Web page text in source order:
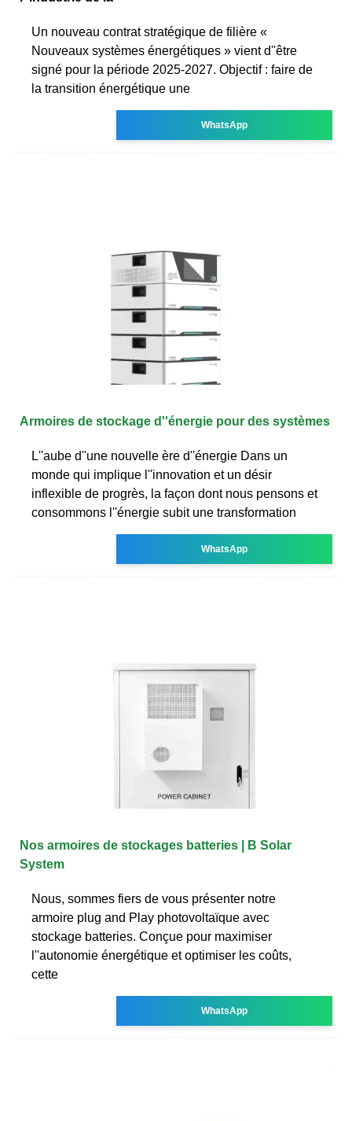
Un nouveau contrat stratégique de filière «
Nouveaux systèmes énergétiques » vient d''être
signé pour la période 2025-2027. Objectif : faire de
la transition énergétique une
WhatsApp
Armoires de stockage d''énergie pour des systèmes
L''aube d''une nouvelle ère d''énergie Dans un
monde qui implique l''innovation et un désir
inflexible de progrès, la façon dont nous pensons et
consommons l''énergie subit une transformation
WhatsApp
Nos armoires de stockages batteries | B Solar
System
Nous, sommes fiers de vous présenter notre
armoire plug and Play photovoltaïque avec
stockage batteries. Conçue pour maximiser
l''autonomie énergétique et optimiser les coûts,
cette
WhatsApp